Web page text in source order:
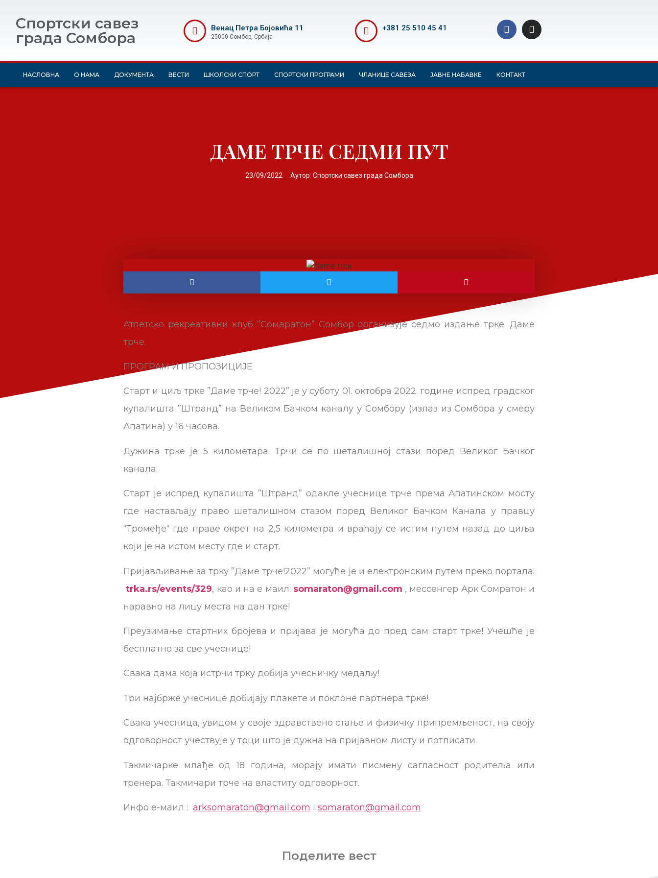
Спортски савез
града Сомбора
Венац Петра Бојовића 11
25000 Сомбор, Србија
+381 25 510 45 41
НАСЛОВНА О НАМА ДОКУМЕНТА ВЕСТИ ШКОЛСКИ СПОРТ СПОРТСКИ ПРОГРАМИ ЧЛАНИЦЕ САВЕЗА ЈАВНЕ НАБАВКЕ КОНТАКТ
ДАМЕ ТРЧЕ СЕДМИ ПУТ
23/09/2022 Аутор: Спортски савез града Сомбора
Атлетско рекреативни клуб ”Сомаратон” Сомбор организује седмо издање трке: Даме
трче.
ПРОГРАМ И ПРОПОЗИЦИЈЕ
Старт и циљ трке ”Даме трче! 2022” је у суботу 01. октобра 2022. године испред градског
купалишта ”Штранд” на Великом Бачком каналу у Сомбору (излаз из Сомбора у смеру
Апатина) у 16 часова.
Дужина трке је 5 километара. Трчи се по шеталишној стази поред Великог Бачког
канала.
Старт је испред купалишта ”Штранд” одакле учеснице трче према Апатинском мосту
где настављају право шеталишном стазом поред Великог Бачком Канала у правцу
‘‘Тромеђе‘‘ где праве окрет на 2,5 километра и враћају се истим путем назад до циља
који је на истом месту где и старт.
Пријављивање за трку ”Даме трче!2022” могуће је и електронским путем преко портала:
trka.rs/events/329, као и на е маил: somaraton@gmail.com , мессенгер Арк Сомратон и
наравно на лицу места на дан трке!
Преузимање стартних бројева и пријава је могућа до пред сам старт трке! Учешће је
бесплатно за све учеснице!
Свака дама која истрчи трку добија учесничку медаљу!
Три најбрже учеснице добијају плакете и поклоне партнера трке!
Свака учесница, увидом у своје здравствено стање и физичку припремљеност, на своју
одговорност учествује у трци што је дужна на пријавном листу и потписати.
Такмичарке млађе од 18 година, морају имати писмену сагласност родитеља или
тренера. Такмичари трче на властиту одговорност.
Инфо е-маил : arksomaraton@gmail.com i somaraton@gmail.com
Поделите вест